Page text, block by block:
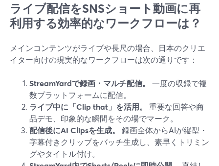
ライブ配信をSNSショート動画に再
利用する効率的なワークフローは？
メインコンテンツがライブや長尺の場合、日本のクリエ
イター向けの現実的なワークフローは次の通りです：
StreamYardで録画・マルチ配信。
一度の収録で複
数プラットフォームに配信。
ライブ中に「Clip that」を活用。
重要な回答や商
品デモ、印象的な瞬間をその場でマーク。
配信後にAI Clipsを生成。
録画全体からAIが縦型・
字幕付きクリップをバッチ生成し、素早くトリミン
グやタイトル付け。